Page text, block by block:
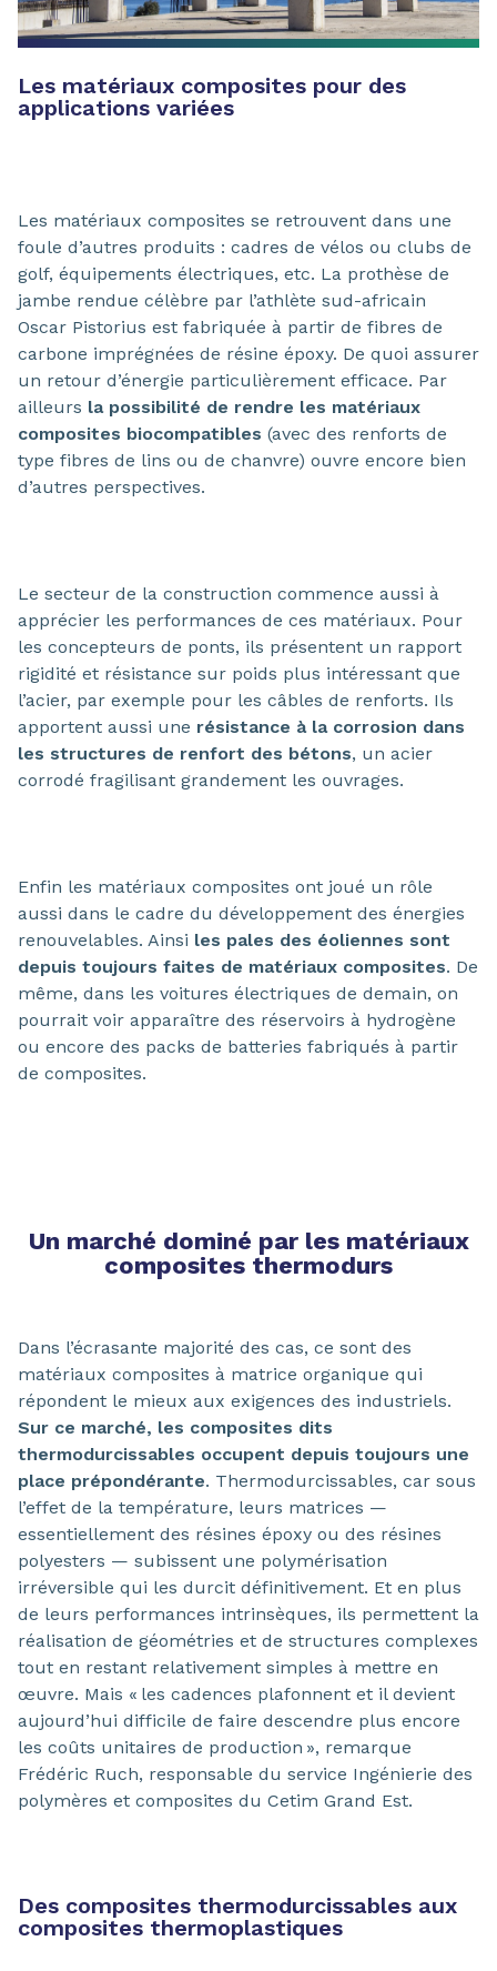
Les matériaux composites pour des
applications variées
Les matériaux composites se retrouvent dans une
foule d’autres produits : cadres de vélos ou clubs de
golf, équipements électriques, etc. La prothèse de
jambe rendue célèbre par l’athlète sud-africain
Oscar Pistorius est fabriquée à partir de fibres de
carbone imprégnées de résine époxy. De quoi assurer
un retour d’énergie particulièrement efficace. Par
ailleurs la possibilité de rendre les matériaux
composites biocompatibles (avec des renforts de
type fibres de lins ou de chanvre) ouvre encore bien
d’autres perspectives.
Le secteur de la construction commence aussi à
apprécier les performances de ces matériaux. Pour
les concepteurs de ponts, ils présentent un rapport
rigidité et résistance sur poids plus intéressant que
l’acier, par exemple pour les câbles de renforts. Ils
apportent aussi une résistance à la corrosion dans
les structures de renfort des bétons, un acier
corrodé fragilisant grandement les ouvrages.
Enfin les matériaux composites ont joué un rôle
aussi dans le cadre du développement des énergies
renouvelables. Ainsi les pales des éoliennes sont
depuis toujours faites de matériaux composites. De
même, dans les voitures électriques de demain, on
pourrait voir apparaître des réservoirs à hydrogène
ou encore des packs de batteries fabriqués à partir
de composites.
Un marché dominé par les matériaux
composites thermodurs
Dans l’écrasante majorité des cas, ce sont des
matériaux composites à matrice organique qui
répondent le mieux aux exigences des industriels.
Sur ce marché, les composites dits
thermodurcissables occupent depuis toujours une
place prépondérante. Thermodurcissables, car sous
l’effet de la température, leurs matrices —
essentiellement des résines époxy ou des résines
polyesters — subissent une polymérisation
irréversible qui les durcit définitivement. Et en plus
de leurs performances intrinsèques, ils permettent la
réalisation de géométries et de structures complexes
tout en restant relativement simples à mettre en
œuvre. Mais « les cadences plafonnent et il devient
aujourd’hui difficile de faire descendre plus encore
les coûts unitaires de production », remarque
Frédéric Ruch, responsable du service Ingénierie des
polymères et composites du Cetim Grand Est.
Des composites thermodurcissables aux
composites thermoplastiques